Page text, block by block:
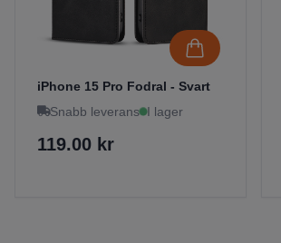
iPhone 15 Pro Fodral - Svart
Snabb leverans I lager
119.00 kr